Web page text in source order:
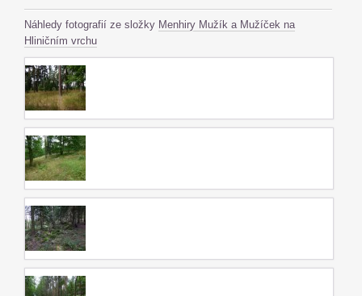
Náhledy fotografií ze složky Menhiry Mužík a Mužíček na
Hliničním vrchu